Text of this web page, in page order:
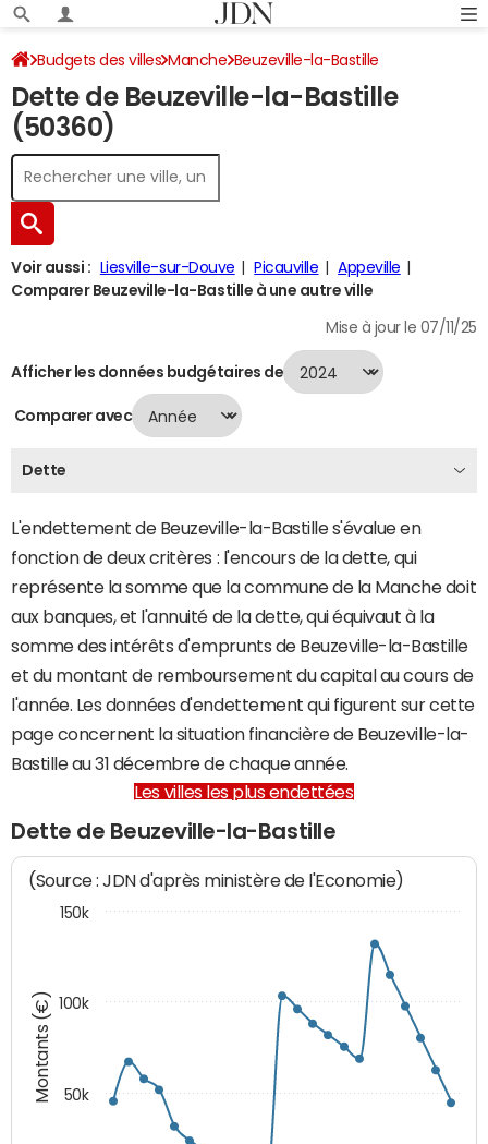
Budgets des villes Manche Beuzeville-la-Bastille
Dette au 31/12/2024
Dette de Beuzeville-la-Bastille
(50360)
Voir aussi : Liesville-sur-Douve Picauville
Appeville
Comparer Beuzeville-la-Bastille à une autre ville
Mise à jour le 07/11/25
Afficher les données budgétaires de
Comparer avec
Dette
L'endettement de Beuzeville-la-Bastille s'évalue en
fonction de deux critères : l'encours de la dette, qui
représente la somme que la commune de la Manche doit
aux banques, et l'annuité de la dette, qui équivaut à la
somme des intérêts d'emprunts de Beuzeville-la-Bastille
et du montant de remboursement du capital au cours de
l'année. Les données d'endettement qui figurent sur cette
page concernent la situation financière de Beuzeville-la-
Bastille au 31 décembre de chaque année.
Les villes les plus endettées
Dette de Beuzeville-la-Bastille
Montants (€)
(Source : JDN d'après ministère de l'Economie)
50k
100k
150k